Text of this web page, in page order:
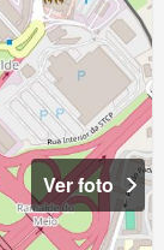
Ver foto